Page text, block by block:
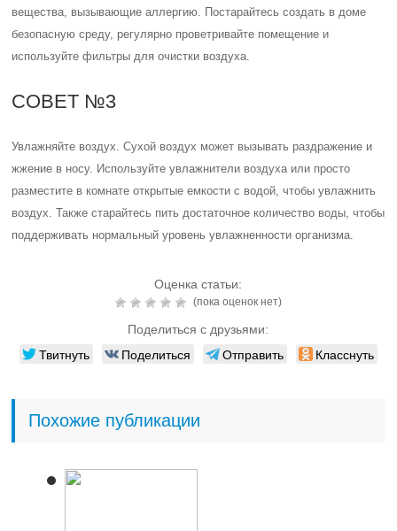
вещества, вызывающие аллергию. Постарайтесь создать в доме
безопасную среду, регулярно проветривайте помещение и
используйте фильтры для очистки воздуха.
СОВЕТ №3
Увлажняйте воздух. Сухой воздух может вызывать раздражение и
жжение в носу. Используйте увлажнители воздуха или просто
разместите в комнате открытые емкости с водой, чтобы увлажнить
воздух. Также старайтесь пить достаточное количество воды, чтобы
поддерживать нормальный уровень увлажненности организма.
Оценка статьи:
(пока оценок нет)
Поделиться с друзьями:
Твитнуть Поделиться Отправить Класснуть
Похожие публикации